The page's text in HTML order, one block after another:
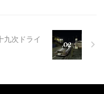
九次ドライ